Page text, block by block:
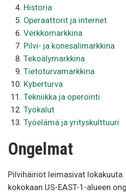
Historia
Operaattorit ja internet
Verkkomarkkina
Pilvi- ja konesalimarkkina
Tekoälymarkkina
Tietoturvamarkkina
Kyberturva
Tekniikka ja operointi
Työkalut
Työelämä ja yrityskulttuuri
Ongelmat
Pilvihäiriöt leimasivat lokakuuta.
kokokaan US-EAST-1-alueen